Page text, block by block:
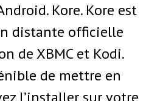
Kore. Kore est
distante officielle
de XBMC et Kodi.
de mettre en
l’installer sur votre